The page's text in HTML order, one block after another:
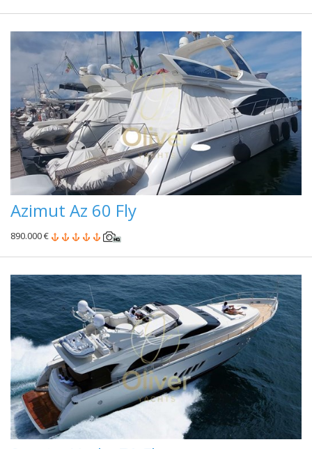
Azimut Az 60 Fly
890.000 €